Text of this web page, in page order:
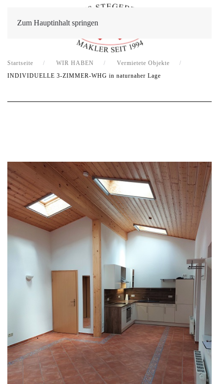
Zum Hauptinhalt springen
Startseite WIR HABEN
Vermietete Objekte
INDIVIDUELLE 3-ZIMMER-WHG in naturnaher Lage